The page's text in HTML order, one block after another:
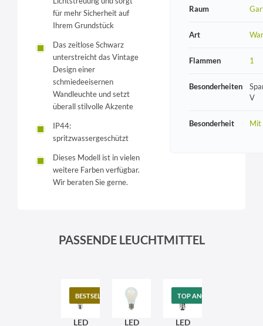
für mehr Sicherheit auf
Ihrem Grundstück
Das zeitlose Schwarz
unterstreicht das Vintage
Design einer
schmiedeeisernen
Wandleuchte und setzt
überall stilvolle Akzente
IP44:
spritzwassergeschützt
Dieses Modell ist in vielen
weitere Farben verfügbar.
Wir beraten Sie gerne.
Raum
Art
Flammen 1
Besonderheiten
V
Besonderheit Mit
PASSENDE LEUCHTMITTEL
BESTSELLER
LED
LED
TOP ANGEBOT
LED